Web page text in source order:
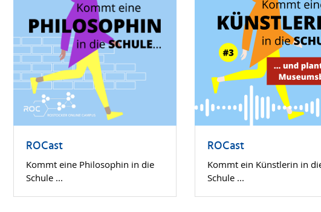
ROCast
Kommt eine Philosophin in die
Schule ...
ROCast
Kommt ein Künstlerin in
Schule ...